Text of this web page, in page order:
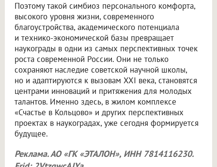
Поэтому такой симбиоз персонального комфорта,
высокого уровня жизни, современного
благоустройства, академического потенциала
и технико-экономической базы превращает
наукограды в одни из самых перспективных точек
роста современной России. Они не только
сохраняют наследие советской научной школы,
но и адаптируются к вызовам XXI века, становятся
центрами инноваций и притяжения для молодых
талантов. Именно здесь, в жилом комплексе
«Счастье в Кольцово» и других перспективных
проектах в наукоградах, уже сегодня формируется
будущее.
Реклама. АО «ГК «ЭТАЛОН», ИНН 7814116230.